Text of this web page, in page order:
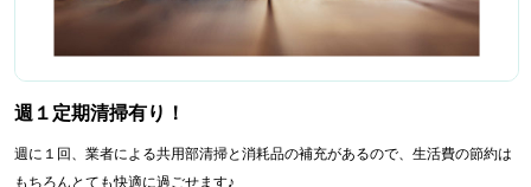
週１定期清掃有り！
週に１回、業者による共用部清掃と消耗品の補充があるので、生活費の節約は
もちろんとても快適に過ごせます♪